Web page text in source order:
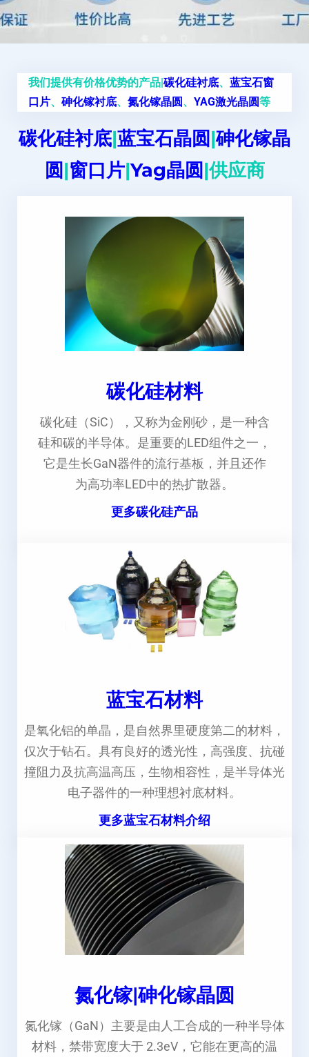
我们提供有价格优势的产品|碳化硅衬底、 蓝宝石窗
口片、 砷化镓衬底、 氮化镓晶圆、 YAG激光晶圆等
碳化硅衬底|蓝宝石晶圆|砷化镓晶
圆|窗口片|Yag晶圆|供应商
碳化硅材料
碳化硅（SiC），又称为金刚砂，是一种含
硅和碳的半导体。是重要的LED组件之一，
它是生长GaN器件的流行基板，并且还作
为高功率LED中的热扩散器。
更多碳化硅产品
蓝宝石材料
是氧化铝的单晶，是自然界里硬度第二的材料，
仅次于钻石。具有良好的透光性，高强度、抗碰
撞阻力及抗高温高压，生物相容性，是半导体光
电子器件的一种理想衬底材料。
更多蓝宝石材料介绍
氮化镓|砷化镓晶圆
氮化镓（GaN）主要是由人工合成的一种半导体
材料，禁带宽度大于 2.3eV，它能在更高的温